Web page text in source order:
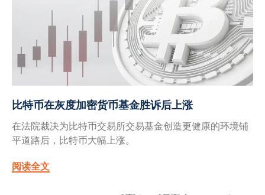
比特币在灰度加密货币基金胜诉后上涨
在法院裁决为比特币交易所交易基金创造更健康的环境铺
平道路后，比特币大幅上涨。
阅读全文